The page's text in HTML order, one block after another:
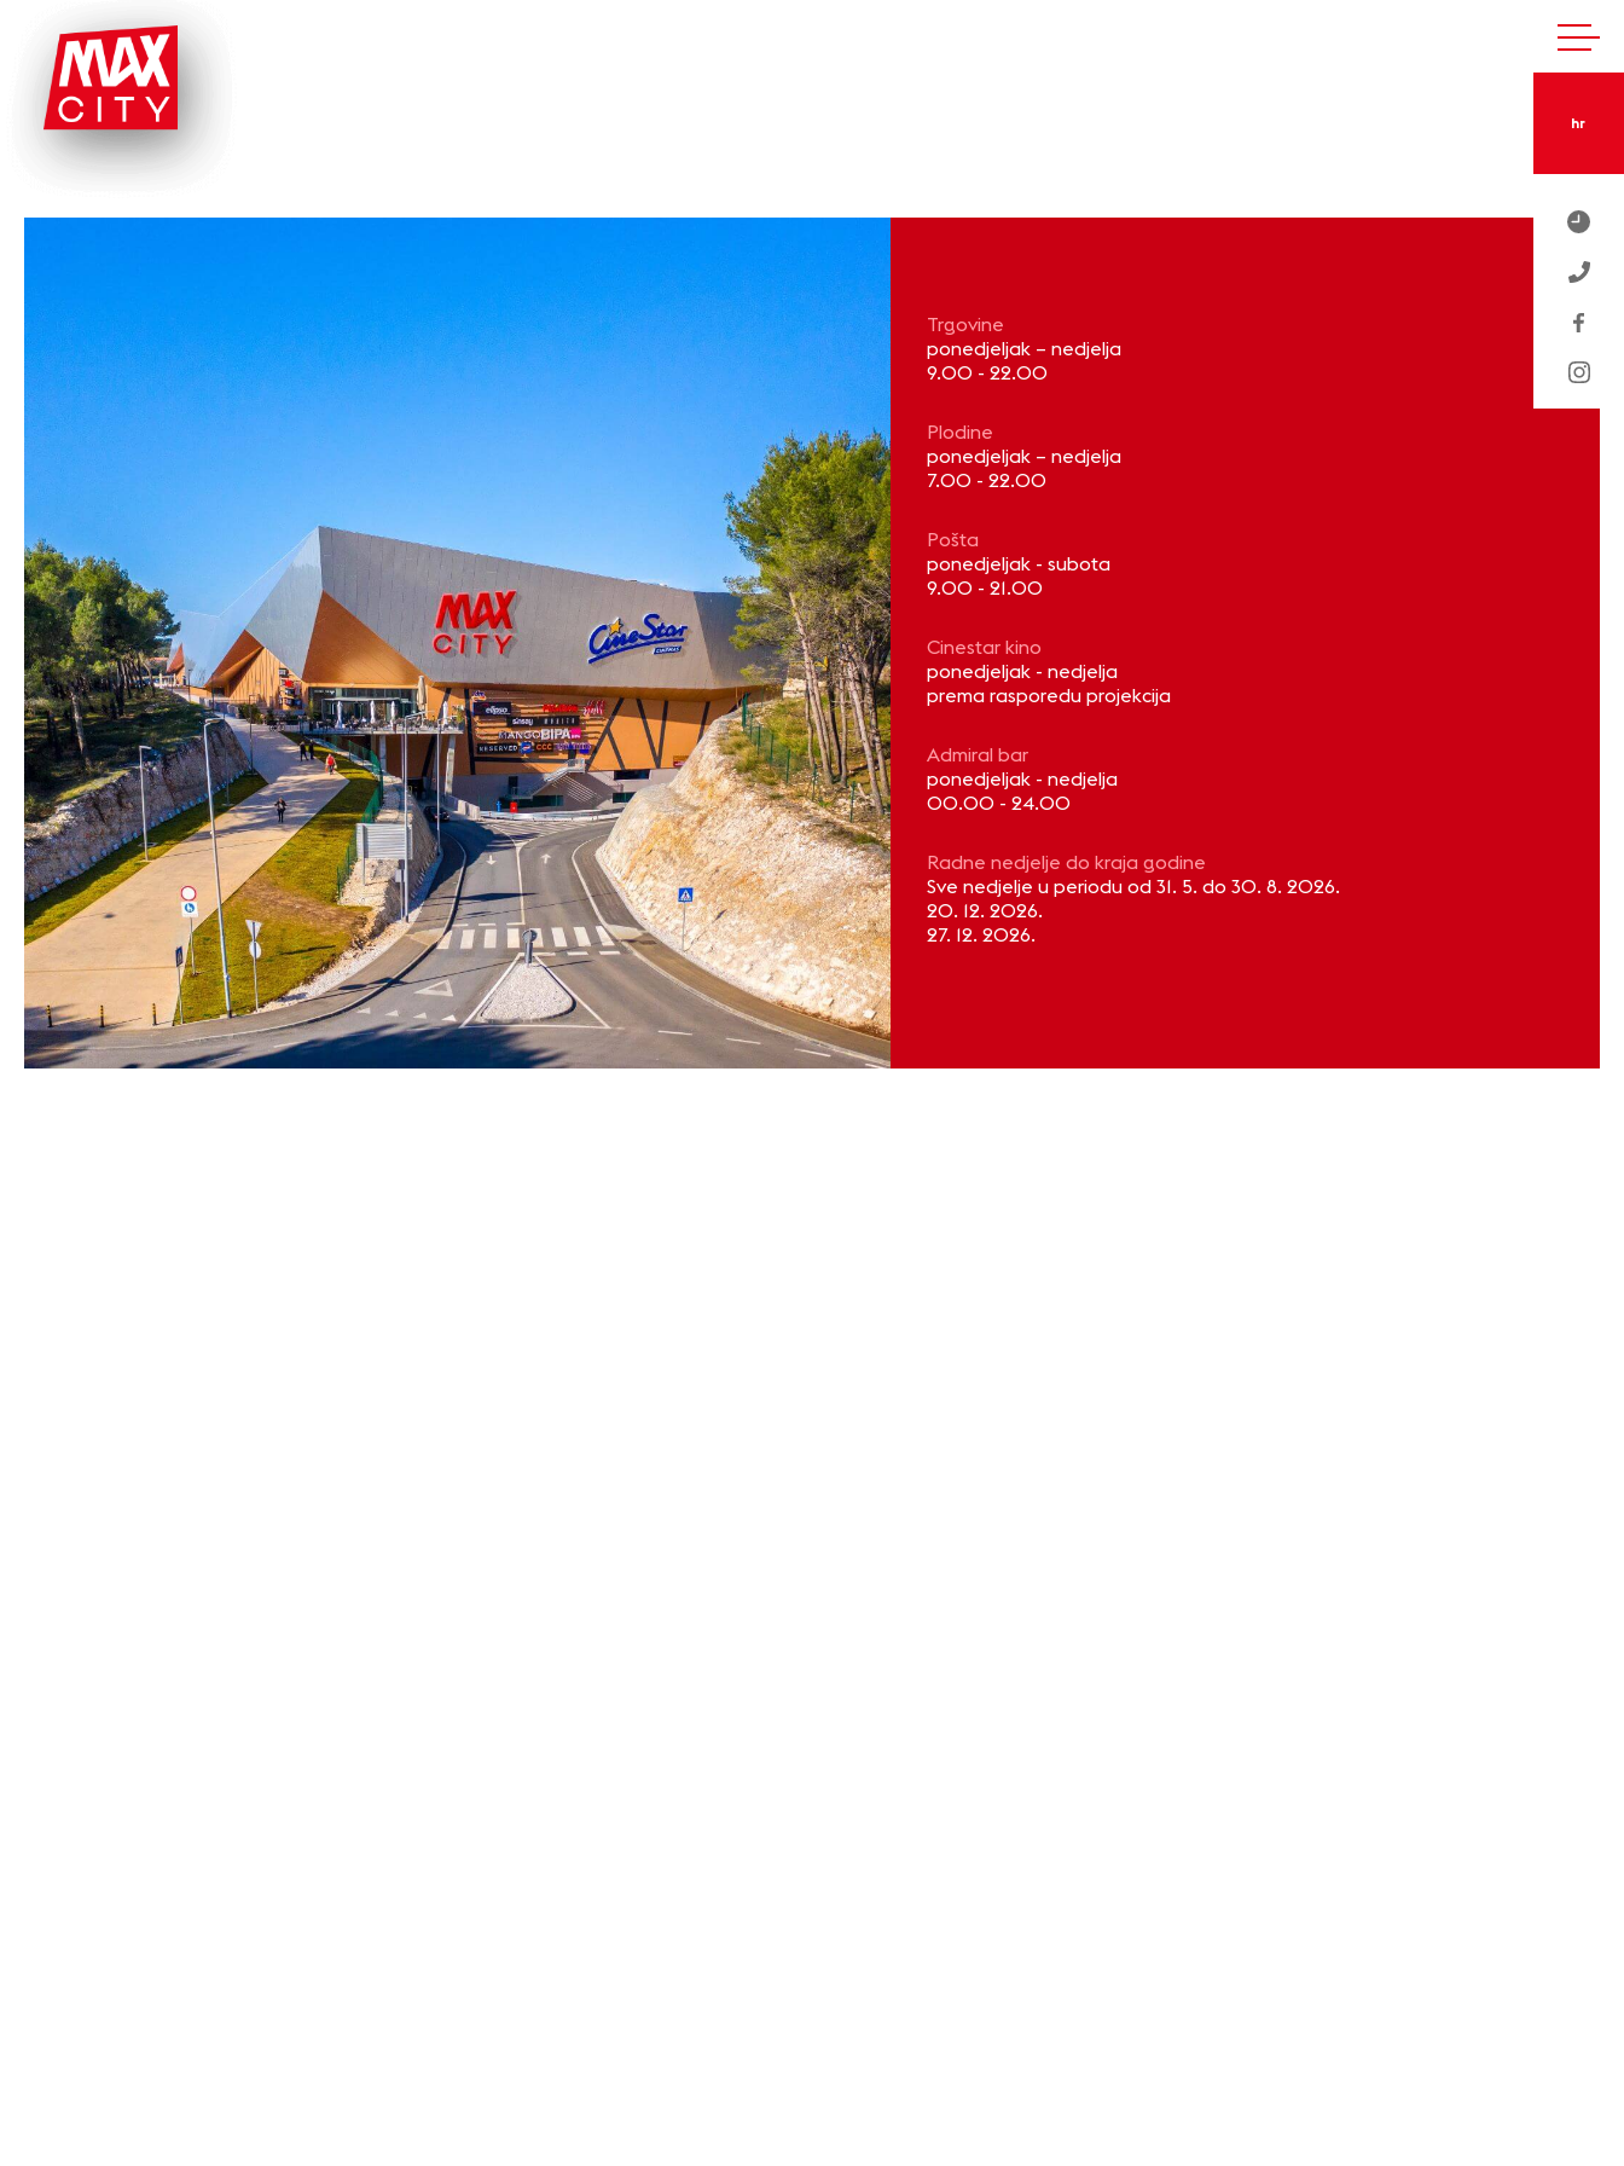
hr
Trgovine
ponedjeljak – nedjelja
9.00 - 22.00
Plodine
ponedjeljak – nedjelja
7.00 - 22.00
Pošta
ponedjeljak - subota
9.00 - 21.00
Cinestar kino
ponedjeljak - nedjelja
prema rasporedu projekcija
Admiral bar
ponedjeljak - nedjelja
00.00 - 24.00
Radne nedjelje do kraja godine
Sve nedjelje u periodu od 31. 5. do 30. 8. 2026.
20. 12. 2026.
27. 12. 2026.